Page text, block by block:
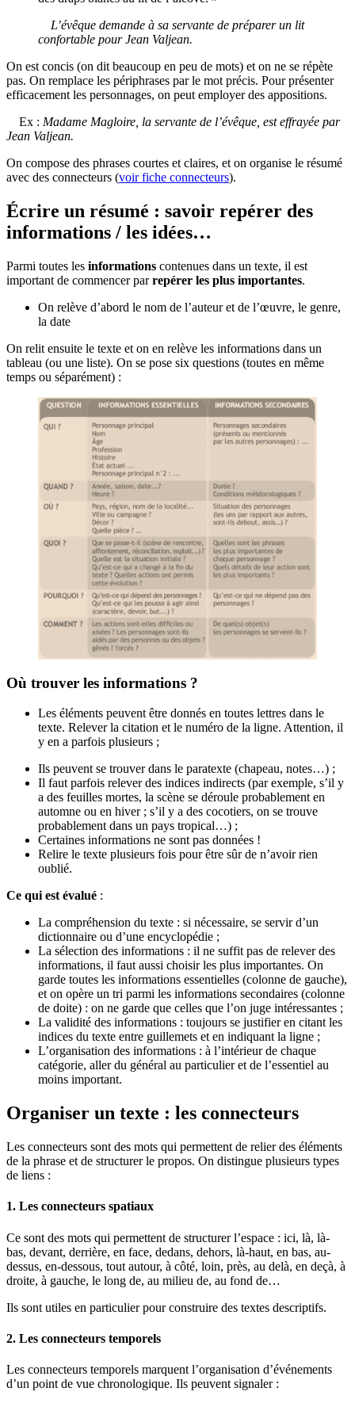
L’évêque demande à sa servante de préparer un lit
confortable pour Jean Valjean.
On est concis (on dit beaucoup en peu de mots) et on ne se répète
pas. On remplace les périphrases par le mot précis. Pour présenter
efficacement les personnages, on peut employer des appositions.
Ex : Madame Magloire, la servante de l’évêque, est effrayée par
Jean Valjean.
On compose des phrases courtes et claires, et on organise le résumé
avec des connecteurs (voir fiche connecteurs).
Écrire un résumé : savoir repérer des
informations / les idées…
Parmi toutes les informations contenues dans un texte, il est
important de commencer parrepérer les plus importantes.
On relève d’abord le nom de l’auteur et de l’œuvre, le genre,
la date
On relit ensuite le texte et on en relève les informations dans un
tableau (ou une liste). On se pose six questions (toutes en même
temps ou séparément) :
Où trouver les informations ?
Les éléments peuvent être donnés en toutes lettres dans le
texte. Relever la citation et le numéro de la ligne. Attention, il
y en a parfois plusieurs ;
Ils peuvent se trouver dans le paratexte (chapeau, notes…) ;
Il faut parfois relever des indices indirects (par exemple, s’il y
a des feuilles mortes, la scène se déroule probablement en
automne ou en hiver ; s’il y a des cocotiers, on se trouve
probablement dans un pays tropical…) ;
Certaines informations ne sont pas données !
Relire le texte plusieurs fois pour être sûr de n’avoir rien
oublié.
Ce qui est évalué :
La compréhension du texte : si nécessaire, se servir d’un
dictionnaire ou d’une encyclopédie ;
La sélection des informations : il ne suffit pas de relever des
informations, il faut aussi choisir les plus importantes. On
garde toutes les informations essentielles (colonne de gauche),
et on opère un tri parmi les informations secondaires (colonne
de doite) : on ne garde que celles que l’on juge intéressantes ;
La validité des informations : toujours se justifier en citant les
indices du texte entre guillemets et en indiquant la ligne ;
L’organisation des informations : à l’intérieur de chaque
catégorie, aller du général au particulier et de l’essentiel au
moins important.
Organiser un texte : les connecteurs
Les connecteurs sont des mots qui permettent de relier des éléments
de la phrase et de structurer le propos. On distingue plusieurs types
de liens :
1. Les connecteurs spatiaux
Ce sont des mots qui permettent de structurer l’espace : ici, là, là-
bas, devant, derrière, en face, dedans, dehors, là-haut, en bas, au-
dessus, en-dessous, tout autour, à côté, loin, près, au delà, en deçà, à
droite, à gauche, le long de, au milieu de, au fond de…
Ils sont utiles en particulier pour construire des textes descriptifs.
2. Les connecteurs temporels
Les connecteurs temporels marquent l’organisation d’événements
d’un point de vue chronologique. Ils peuvent signaler :